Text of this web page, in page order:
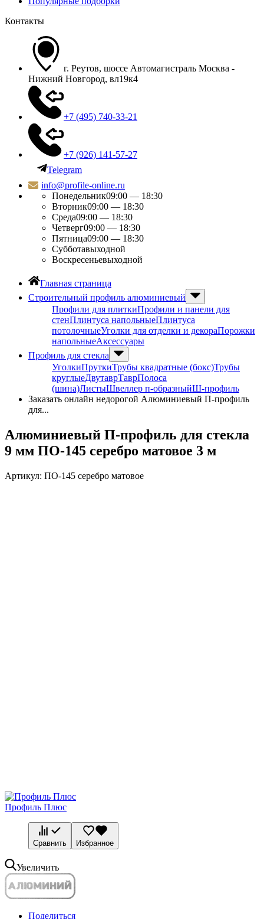
Контакты
г. Реутов, шоссе Автомагистраль Москва -
Нижний Новгород, вл19к4
+7 (495) 740-33-21
+7 (926) 141-57-27
Telegram
info@profile-online.ru
Понедельник09:00 — 18:30
Вторник09:00 — 18:30
Среда09:00 — 18:30
Четверг09:00 — 18:30
Пятница09:00 — 18:30
Субботавыходной
Воскресеньевыходной
Главная страница
Строительный профиль алюминиевый
Профили для плиткиПрофили и панели для
стенПлинтуса напольныеПлинтуса
потолочныеУголки для отделки и декораПорожки
напольныеАксессуары
Профиль для стекла
УголкиПруткиТрубы квадратные (бокс)Трубы
круглыеДвутаврТаврПолоса
(шина)ЛистыШвеллер п-образныйШ-профиль
Заказать онлайн недорогой Алюминиевый П-профиль
для...
Алюминиевый П-профиль для стекла
9 мм ПО-145 серебро матовое 3 м
Артикул: ПО-145 серебро матовое
Профиль Плюс
Сравнить Избранное
Увеличить
Поделиться